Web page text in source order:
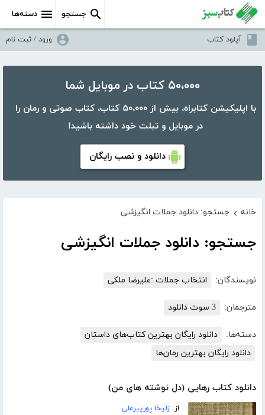
دسته‌ها جستجو
آپلود کتاب ورود / ثبت نام
۵۰،۰۰۰ کتاب در موبایل شما
با اپلیکیشن کتابراه، بیش از ۵۰،۰۰۰ کتاب، کتاب صوتی و رمان را
در موبایل و تبلت خود داشته باشید!
دانلود و نصب رایگان
خانه › جستجو: دانلود جملات انگیزشی
جستجو: دانلود جملات انگیزشی
نویسندگان: انتخاب جملات :علیرضا ملکی
مترجمان: 3 سوت دانلود
دسته‌ها:
دانلود رایگان بهترین کتاب‌های داستان
دانلود رایگان بهترین رمان‌ها
دانلود کتاب رهایی (دل نوشته های من)
از:زلیخا پورپیرعلی